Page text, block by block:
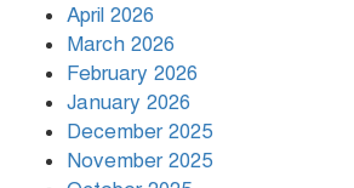
বৃষ্টি থামার নাম
April 2026
March 2026
February 2026
January 2026
December 2025
November 2025